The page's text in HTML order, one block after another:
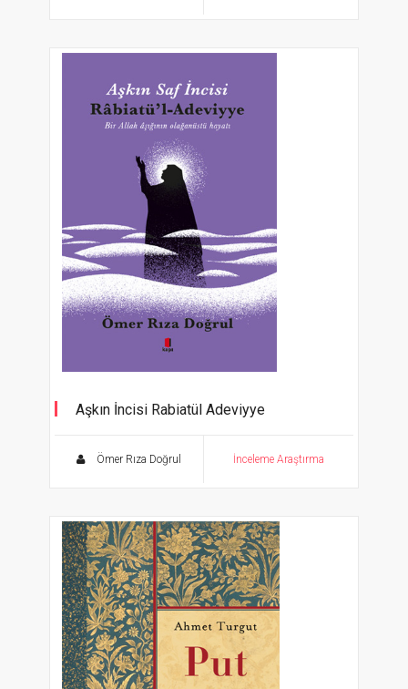
Aşkın İncisi Rabiatül Adeviyye
Ömer Rıza Doğrul İnceleme Araştırma